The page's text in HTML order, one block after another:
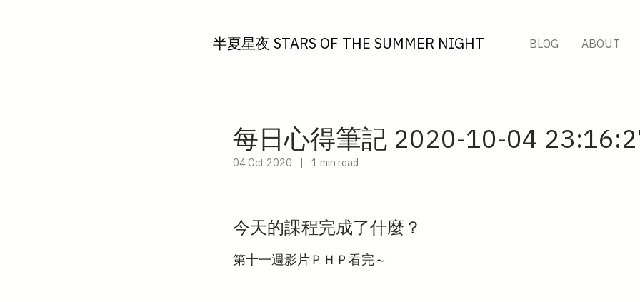
半夏星夜 STARS OF THE SUMMER NIGHT BLOG ABOUT
每日心得筆記 2020-10-04
04 Oct 2020 | 1 min read
今天的課程完成了什麼？
第十一週影片ＰＨＰ看完～